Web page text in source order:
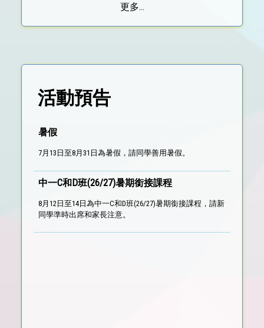
更多...
活動預告
暑假
7月13日至8月31日為暑假，請同學善用暑假。
中一C和D班(26/27)暑期銜接課程
8月12日至14日為中一C和D班(26/27)暑期銜接課程，請新
同學準時出席和家長注意。